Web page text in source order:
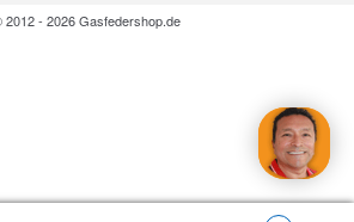
2012 - 2026 Gasfedershop.de